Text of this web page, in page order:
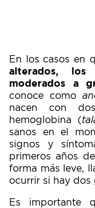
En los casos en
alterados,
moderados a
conoce como
nacen con
hemoglobina (
sanos en el
signos y
primeros años
forma más leve,
ocurrir si hay dos
Es importante